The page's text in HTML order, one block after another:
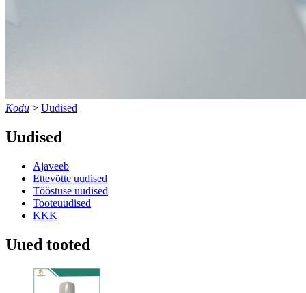
Kodu > Uudised
Uudised
Ajaveeb
Ettevõtte uudised
Tööstuse uudised
Tooteuudised
KKK
Uued tooted